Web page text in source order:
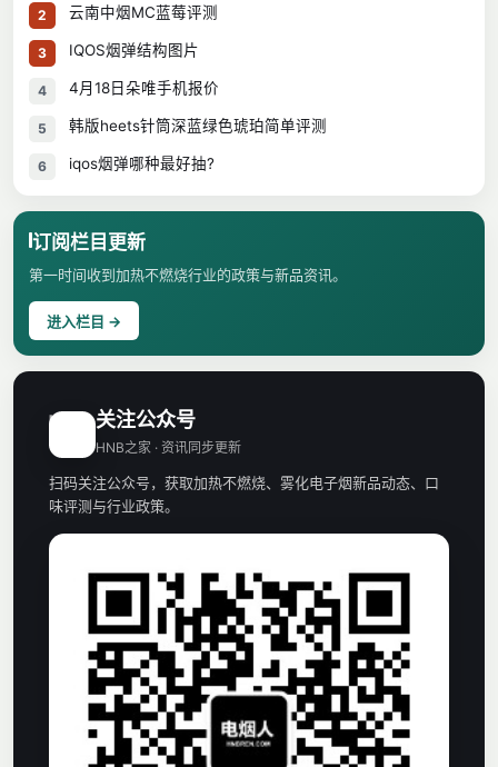
2 云南中烟MC蓝莓评测
3 IQOS烟弹结构图片
4 4月18日朵唯手机报价
5 韩版heets针筒深蓝绿色琥珀简单评测
6 iqos烟弹哪种最好抽?
订阅栏目更新
第一时间收到加热不燃烧行业的政策与新品资讯。
进入栏目 →
H 关注公众号
HNB之家 · 资讯同步更新
扫码关注公众号，获取加热不燃烧、雾化电子烟新品动态、口
味评测与行业政策。